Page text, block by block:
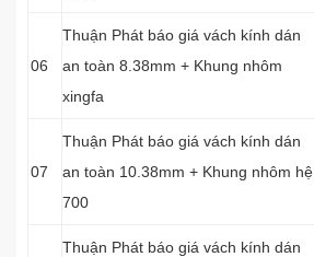
06
Thuận Phát báo giá vách kính dán
an toàn 8.38mm + Khung nhôm
xingfa
07
Thuận Phát báo giá vách kính dán
an toàn 10.38mm + Khung nhôm hệ
700
Thuận Phát báo giá vách kính dán